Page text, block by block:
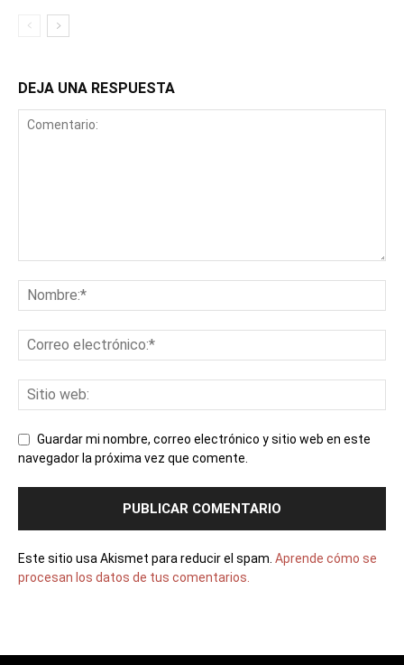
DEJA UNA RESPUESTA
Guardar mi nombre, correo electrónico y sitio web en este
navegador la próxima vez que comente.
Este sitio usa Akismet para reducir el spam. Aprende cómo se
procesan los datos de tus comentarios.